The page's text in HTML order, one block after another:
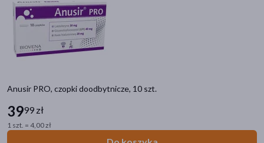
Anusir PRO, czopki doodbytnicze, 10 szt.
3999 zł
1 szt. = 4,00 zł